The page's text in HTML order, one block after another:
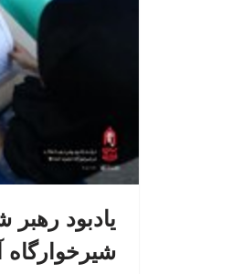
یادبود رهبر